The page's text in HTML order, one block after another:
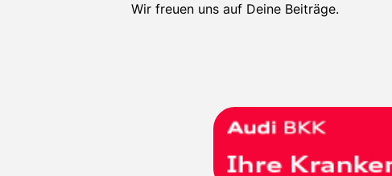
Wir freuen uns auf Deine Beiträge.